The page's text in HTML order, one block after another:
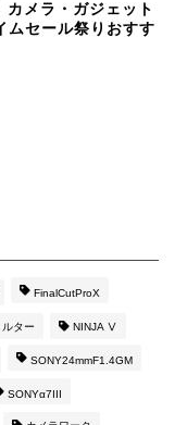
カメラ・ガジェット
セール祭りおすす
FinalCutProX
ター NINJA Ⅴ
SONY24mmF1.4GM
SONYα7III